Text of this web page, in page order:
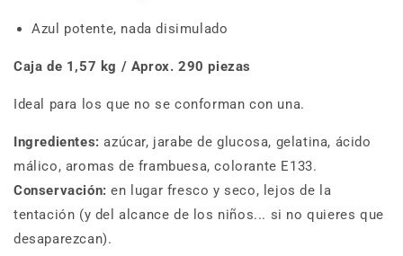
Azul potente, nada disimulado
Caja de 1,57 kg / Aprox. 290 piezas
Ideal para los que no se conforman con una.
Ingredientes: azúcar, jarabe de glucosa, gelatina, ácido
málico, aromas de frambuesa, colorante E133.
Conservación: en lugar fresco y seco, lejos de la
tentación (y del alcance de los niños... si no quieres que
desaparezcan).